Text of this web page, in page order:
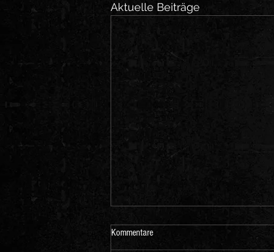
Aktuelle Beiträge
Kommentare